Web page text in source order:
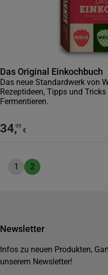
Das Original Einkochbuch
Das neue Standardwerk von
Rezeptideen, Tipps und
Fermentieren.
34,99
€
1 2
Newsletter
Infos zu neuen Produkten,
unserem Newsletter!